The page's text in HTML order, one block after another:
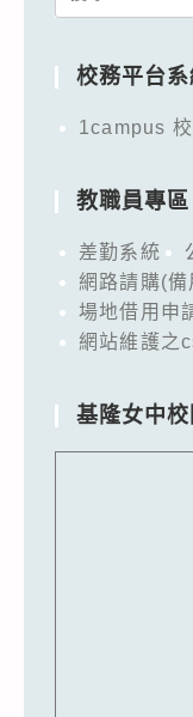
校務平台系
1campus
教職員專區
差勤系統
網路請購(備
場地借用申
網站維護之
基隆女中